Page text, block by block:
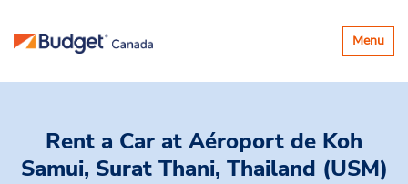
Basculer
la
Menu
Rent a Car at Aéroport de Koh
Samui, Surat Thani, Thailand (USM)